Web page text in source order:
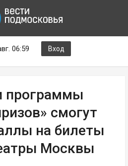
06:59 Вход
программы
смогут
на билеты
Москвы